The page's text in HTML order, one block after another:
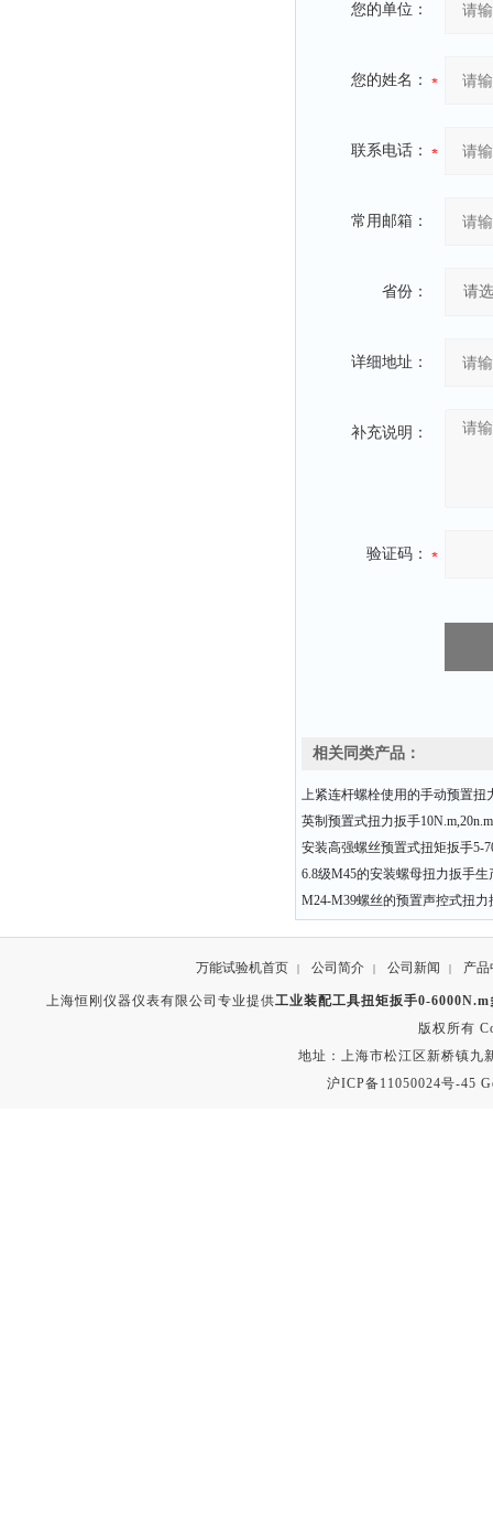
您的单位：
您的姓名：
联系电话：
常用邮箱：
省份：
详细地址：
补充说明：
验证码：
相关同类产品：
上紧连杆螺栓使用的手动预置扭
英制预置式扭力扳手
安装高强螺丝预置式扭矩扳手5-
6.8级M45的安装螺母扭力扳手生
M24-M39螺丝的预置声控式扭力
万能试验机首页 | 公司简介 | 公司新闻 | 产品
上海恒刚仪器仪表有限公司专业提供工业装配工具扭矩扳手0-6000N.m
版权所有
地址：上海市松江区新桥镇九
沪ICP备11050024号-45